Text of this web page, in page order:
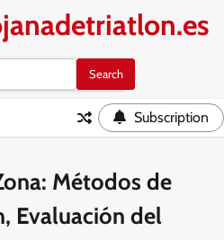
Subscription
Métodos de
Evaluación del